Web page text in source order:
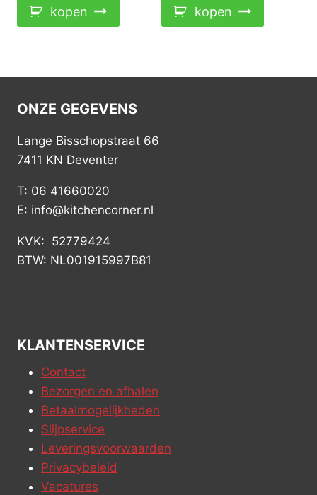
kopen kopen
ONZE GEGEVENS
Lange Bisschopstraat 66
7411 KN Deventer
T: 06 41660020
E: info@kitchencorner.nl
KVK: 52779424
BTW: NL001915997B81
KLANTENSERVICE
Contact
Bezorgen en afhalen
Betaalmogelijkheden
Slijpservice
Leveringsvoorwaarden
Privacybeleid
Vacatures